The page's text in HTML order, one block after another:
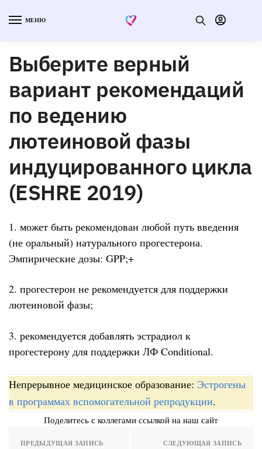
МЕНЮ
Выберите верный
вариант рекомендаций
по ведению
лютеиновой фазы
индуцированного цикла
(ESHRE 2019)
1. может быть рекомендован любой путь введения
(не оральный) натурального прогестерона.
Эмпирические дозы: GPP;+
2. прогестерон не рекомендуется для поддержки
лютеиновой фазы;
3. рекомендуется добавлять эстрадиол к
прогестерону для поддержки ЛФ Conditional.
Непрерывное медицинское образование: Эстрогены
в программах вспомогательной репродукции.
Поделитесь с коллегами ссылкой на наш сайт
ПРЕДЫДУЩАЯ ЗАПИСЬ СЛЕДУЮЩАЯ ЗАПИСЬ